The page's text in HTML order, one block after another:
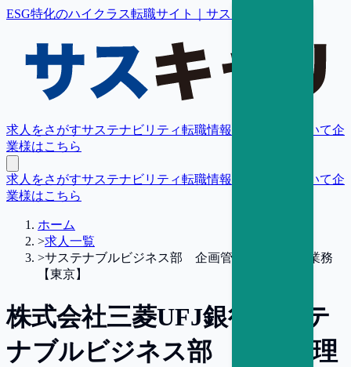
ESG特化のハイクラス転職サイト｜サスキャリ
求人をさがすサステナビリティ転職情報 転職支援について企
業様はこちら
求人をさがすサステナビリティ転職情報 転職支援について企
業様はこちら
ホーム
>求人一覧
>サステナブルビジネス部 企画管理のサポート業務
【東京】
株式会社三菱UFJ銀行
サステ
ナブルビジネス部 企画管理